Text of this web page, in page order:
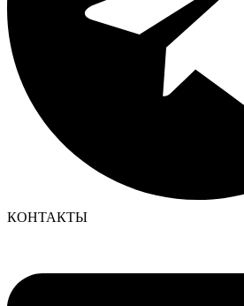
КОНТАКТЫ